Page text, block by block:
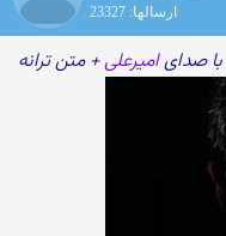
ارسالها: 23327
با صدایامیرعلی+ متن ترانه